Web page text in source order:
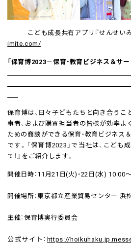
こども成長共有アプリ『せんせいみて
imite.com/
「保育博2023－保育・教育ビジネス＆サ
保育博は、日々子どもたちと向き合うこ
事者、および購買担当者の皆様が効率よ
ための商談ができる保育・教育ビジネス
です。「保育博2023」で当社は、こども
て！』をご紹介します。
開催日時：11月21日(火)・22日(水) 10:00
開催場所：東京都立産業貿易センター 浜
主催：保育博実行委員会
公式サイト： https://